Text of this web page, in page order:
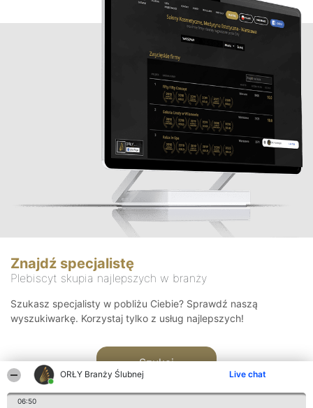
ORŁY Branży Ślubnej Live chat
06:50
Znajdź specjalistę
Plebiscyt skupia najlepszych w branży
Szukasz specjalisty w pobliżu Ciebie? Sprawdź naszą
wyszukiwarkę. Korzystaj tylko z usług najlepszych!
Szukaj